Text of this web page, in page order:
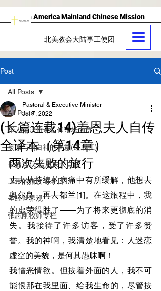
North America Mainland Chinese Mission
北美教会大陆事工使团
Post
All Posts
华人知识份子信仰论坛文章
灵修与明白神的旨意(速成班)
长篇连载-盖恩夫人自传
上帝的指纹与今日
圣经世界观
张志刚牧师专栏
All Posts
(长篇连载14)盖恩夫人自传
全译本（第14章）
Pastoral & Executive Minister
Jul 7, 2022
两次失败的旅行
丈夫从持续的病痛中有所缓解，他想去
奥尔良，再去都兰[1]。在这旅程中，我
的虚荣得胜了——为了将来更彻底的消
失。我接待了许多访客，受了许多赞
誉。我的神啊，我清楚地看见：人迷恋
虚空的美貌，是何其愚昧啊！
我憎恶情欲。但按着外面的人，我不可
能恨那在我里面、给我生命的，尽管按